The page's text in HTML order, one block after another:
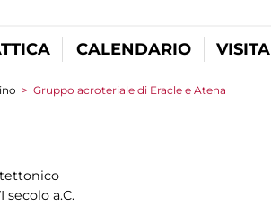
CALENDARIO VISITA
> Gruppo acroteriale di Eracle e Atena
secolo a.C.